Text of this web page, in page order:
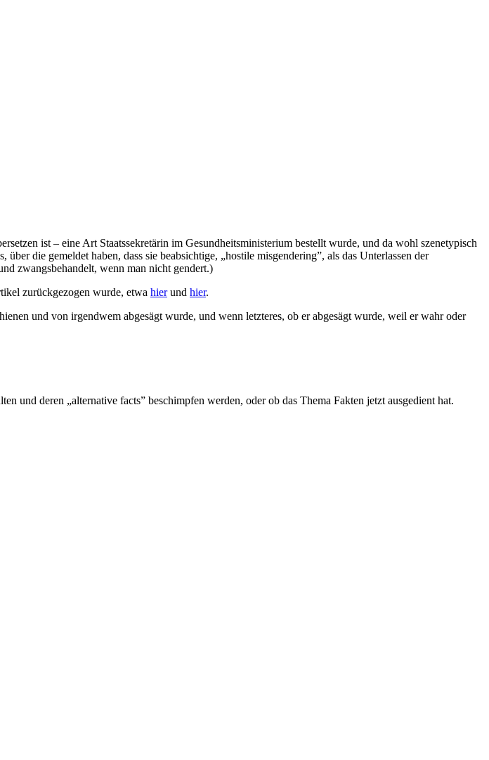
ist – eine Art Staatssekretärin im Gesundheitsministerium bestellt wurde, und da wohl szenetypisch
die gemeldet haben, dass sie beabsichtige, „hostile misgendering”, als das Unterlassen der
zwangsbehandelt, wenn man nicht gendert.)
zurückgezogen wurde, etwa hierund hier.
und von irgendwem abgesägt wurde, und wenn letzteres, ob er abgesägt wurde, weil er wahr oder
und deren „alternative facts” beschimpfen werden, oder ob das Thema Fakten jetzt ausgedient hat.